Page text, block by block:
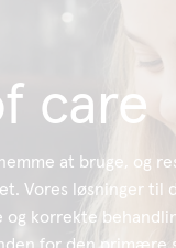
care
at bruge, og
Vores løsninger
og korrekte